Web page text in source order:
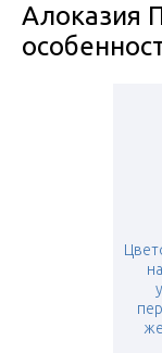
Алоказия